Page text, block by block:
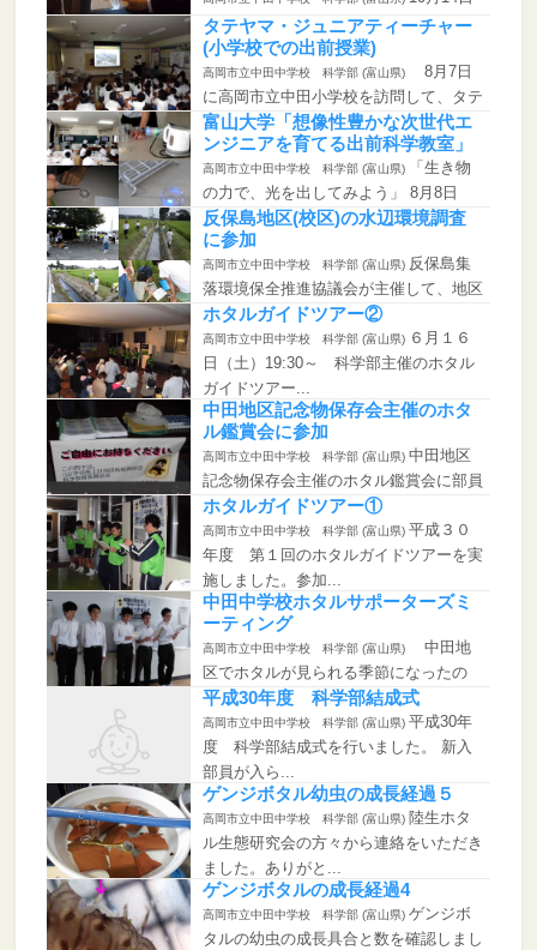
(日) に行われる平成30年度学校祭に向
けて準備...
タテヤマ・ジュニアティーチャー
(小学校での出前授業)
高岡市立中田中学校 科学部 (富山県)
8月7日
に高岡市立中田小学校を訪問して、タテ
ヤマ・ジュニア...
富山大学「想像性豊かな次世代エ
ンジニアを育てる出前科学教室」
高岡市立中田中学校 科学部 (富山県)
「生き物
の力で、光を出してみよう」 8月8日
(水) 富...
反保島地区(校区)の水辺環境調査
に参加
高岡市立中田中学校 科学部 (富山県) 反保島集
落環境保全推進協議会が主催して、地区
の児童クラブ、中...
ホタルガイドツアー②
高岡市立中田中学校 科学部 (富山県) ６月１６
日（土）19:30～ 科学部主催のホタル
ガイドツアー...
中田地区記念物保存会主催のホタ
ル鑑賞会に参加
高岡市立中田中学校 科学部 (富山県) 中田地区
記念物保存会主催のホタル鑑賞会に部員
全員が参加しまし...
ホタルガイドツアー①
高岡市立中田中学校 科学部 (富山県) 平成３０
年度 第１回のホタルガイドツアーを実
施しました。参加...
中田中学校ホタルサポーターズミ
ーティング
高岡市立中田中学校 科学部 (富山県)
中田地
区でホタルが見られる季節になったの
で、ホタルサポータ...
平成30年度 科学部結成式
高岡市立中田中学校 科学部 (富山県) 平成30年
度 科学部結成式を行いました。 新入
部員が入ら...
ゲンジボタル幼虫の成長経過５
高岡市立中田中学校 科学部 (富山県) 陸生ホタ
ル生態研究会の方々から連絡をいただき
ました。ありがと...
ゲンジボタルの成長経過4
高岡市立中田中学校 科学部 (富山県) ゲンジボ
タルの幼虫の成長具合と数を確認しまし